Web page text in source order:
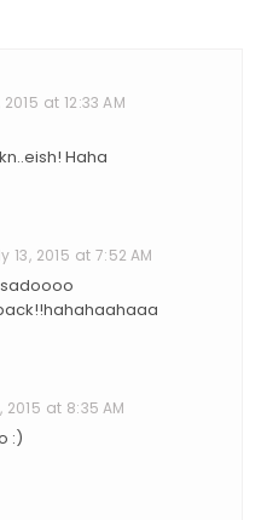
2015 at 12:33 AM
Haha
13, 2015 at 7:52 AM
sadoooo
2015 at 8:35 AM
:)